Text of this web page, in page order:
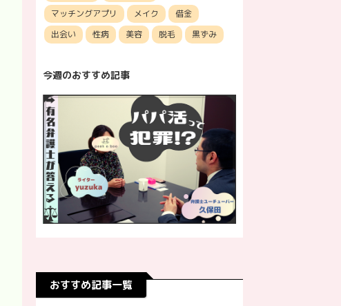
マッチングアプリ
メイク
借金
出会い
性病 美容 脱毛 黒ずみ
今週のおすすめ記事
おすすめ記事一覧